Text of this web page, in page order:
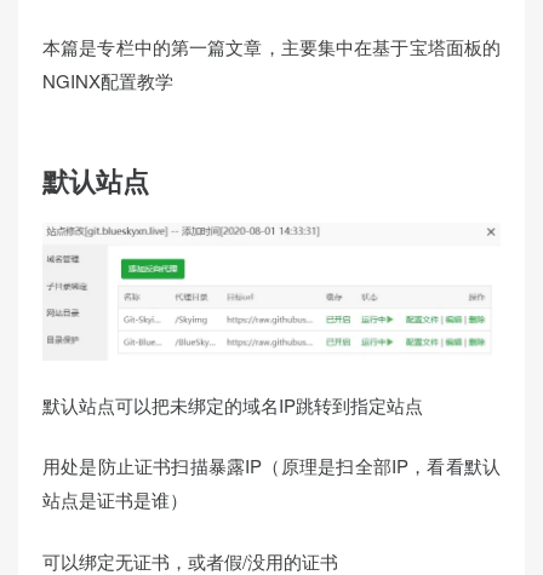
本篇是专栏中的第一篇文章，主要集中在基于宝塔面板的
NGINX配置教学
默认站点
默认站点可以把未绑定的域名IP跳转到指定站点
用处是防止证书扫描暴露IP（原理是扫全部IP，看看默认
站点是证书是谁）
可以绑定无证书，或者假/没用的证书